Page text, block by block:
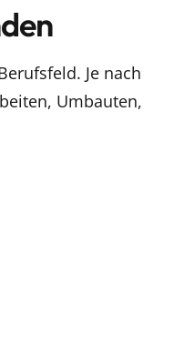
Je nach
Umbauten,